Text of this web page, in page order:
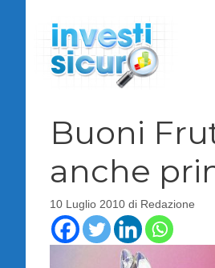
contenuto
Buoni
anche
10 Luglio 2010 di Redazione